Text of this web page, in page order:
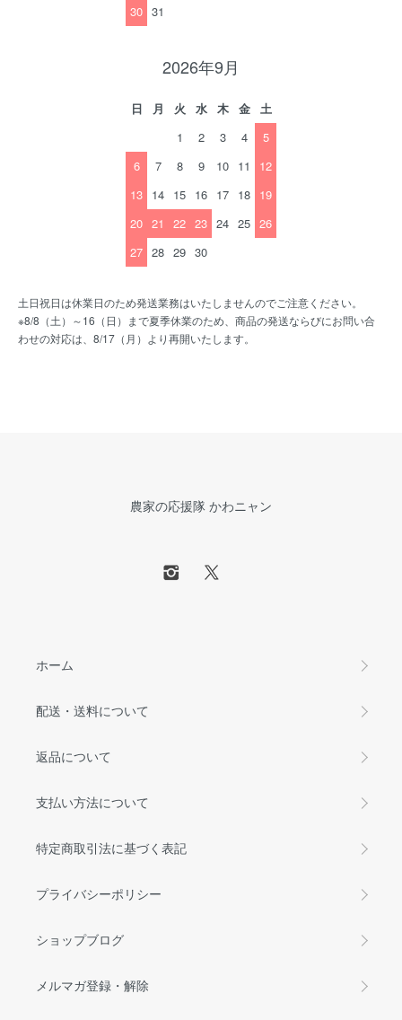
30 31
2026年9月
日 月 火 水 木 金
土
1
2 3 4
5
6
7 8 9 10 11
12
13 14 15 16 17 18 19
20 21 22 23 24 25 26
27 28 29 30
土日祝日は休業日のため発送業務はいたしませんのでご注意ください。
※8/8（土）～16（日）まで夏季休業のため、商品の発送ならびにお問い合
わせの対応は、8/17（月）より再開いたします。
農家の応援隊 かわニャン
ホーム
配送・送料について
返品について
支払い方法について
特定商取引法に基づく表記
プライバシーポリシー
ショップブログ
メルマガ登録・解除